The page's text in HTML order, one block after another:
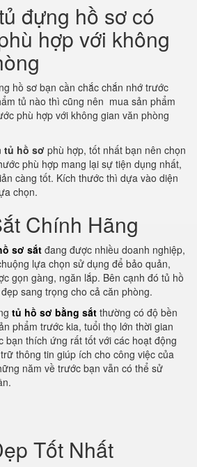
đựng hồ sơ có
hợp với không
hồ sơ bạn cần chắc chắn nhớ trước
tủ nào thì cũng nên mua sản phẩm
phù hợp với không gian văn phòng
tủ hồ sơ phù hợp, tốt nhất bạn nên chọn
phù hợp mang lại sự tiện dụng nhất,
càng tốt. Kích thước thì dựa vào diện
chọn.
Chính Hãng
sơ sắt đang được nhiều doanh nghiệp,
lựa chọn sử dụng để bảo quản,
gọn gàng, ngăn lắp. Bên cạnh đó tủ hồ
sang trọng cho cả căn phòng.
tủ hồ sơ bằng sắt thường có độ bền
phẩm trước kia, tuổi thọ lớn thời gian
bạn thích ứng rất tốt với các hoạt động
thông tin giúp ích cho công việc của
năm về trước bạn vẫn có thể sử
Tốt Nhất